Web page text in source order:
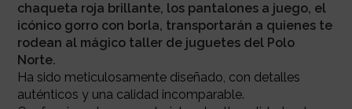
chaqueta roja brillante, los pantalones a juego, el
icónico gorro con borla, transportarán a quienes te
rodean al mágico taller de juguetes del Polo
Norte.
Ha sido meticulosamente diseñado, con detalles
auténticos y una calidad incomparable.